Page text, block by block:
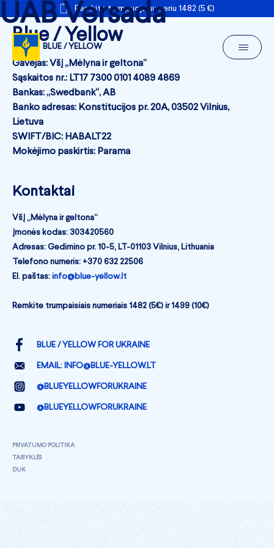
Remkite trumpuoju numeriu 1482 (5 €)
BLUE / YELLOW
UAB Versada
Blue / Yellow
Gavėjas: VšĮ „Mėlyna ir geltona“
Sąskaitos nr.: LT17 7300 0101 4089 4869
Bankas: „Swedbank“, AB
Banko adresas: Konstitucijos pr. 20A, 03502 Vilnius,
Lietuva
SWIFT/BIC: HABALT22
Mokėjimo paskirtis: Parama
Kontaktai
VšĮ „Mėlyna ir geltona“
Įmonės kodas: 303420560
Adresas: Gedimino pr. 10-5, LT-01103 Vilnius, Lithuania
Telefono numeris: +370 632 22506
El. paštas: info@blue-yellow.lt
Remkite trumpaisiais numeriais 1482 (5€) ir 1499 (10€)
BLUE / YELLOW FOR UKRAINE
EMAIL: INFO@BLUE-YELLOW.LT
@BLUEYELLOWFORUKRAINE
@BLUEYELLOWFORUKRAINE
PRIVATUMO POLITIKA
TAISYKLĖS
DUK